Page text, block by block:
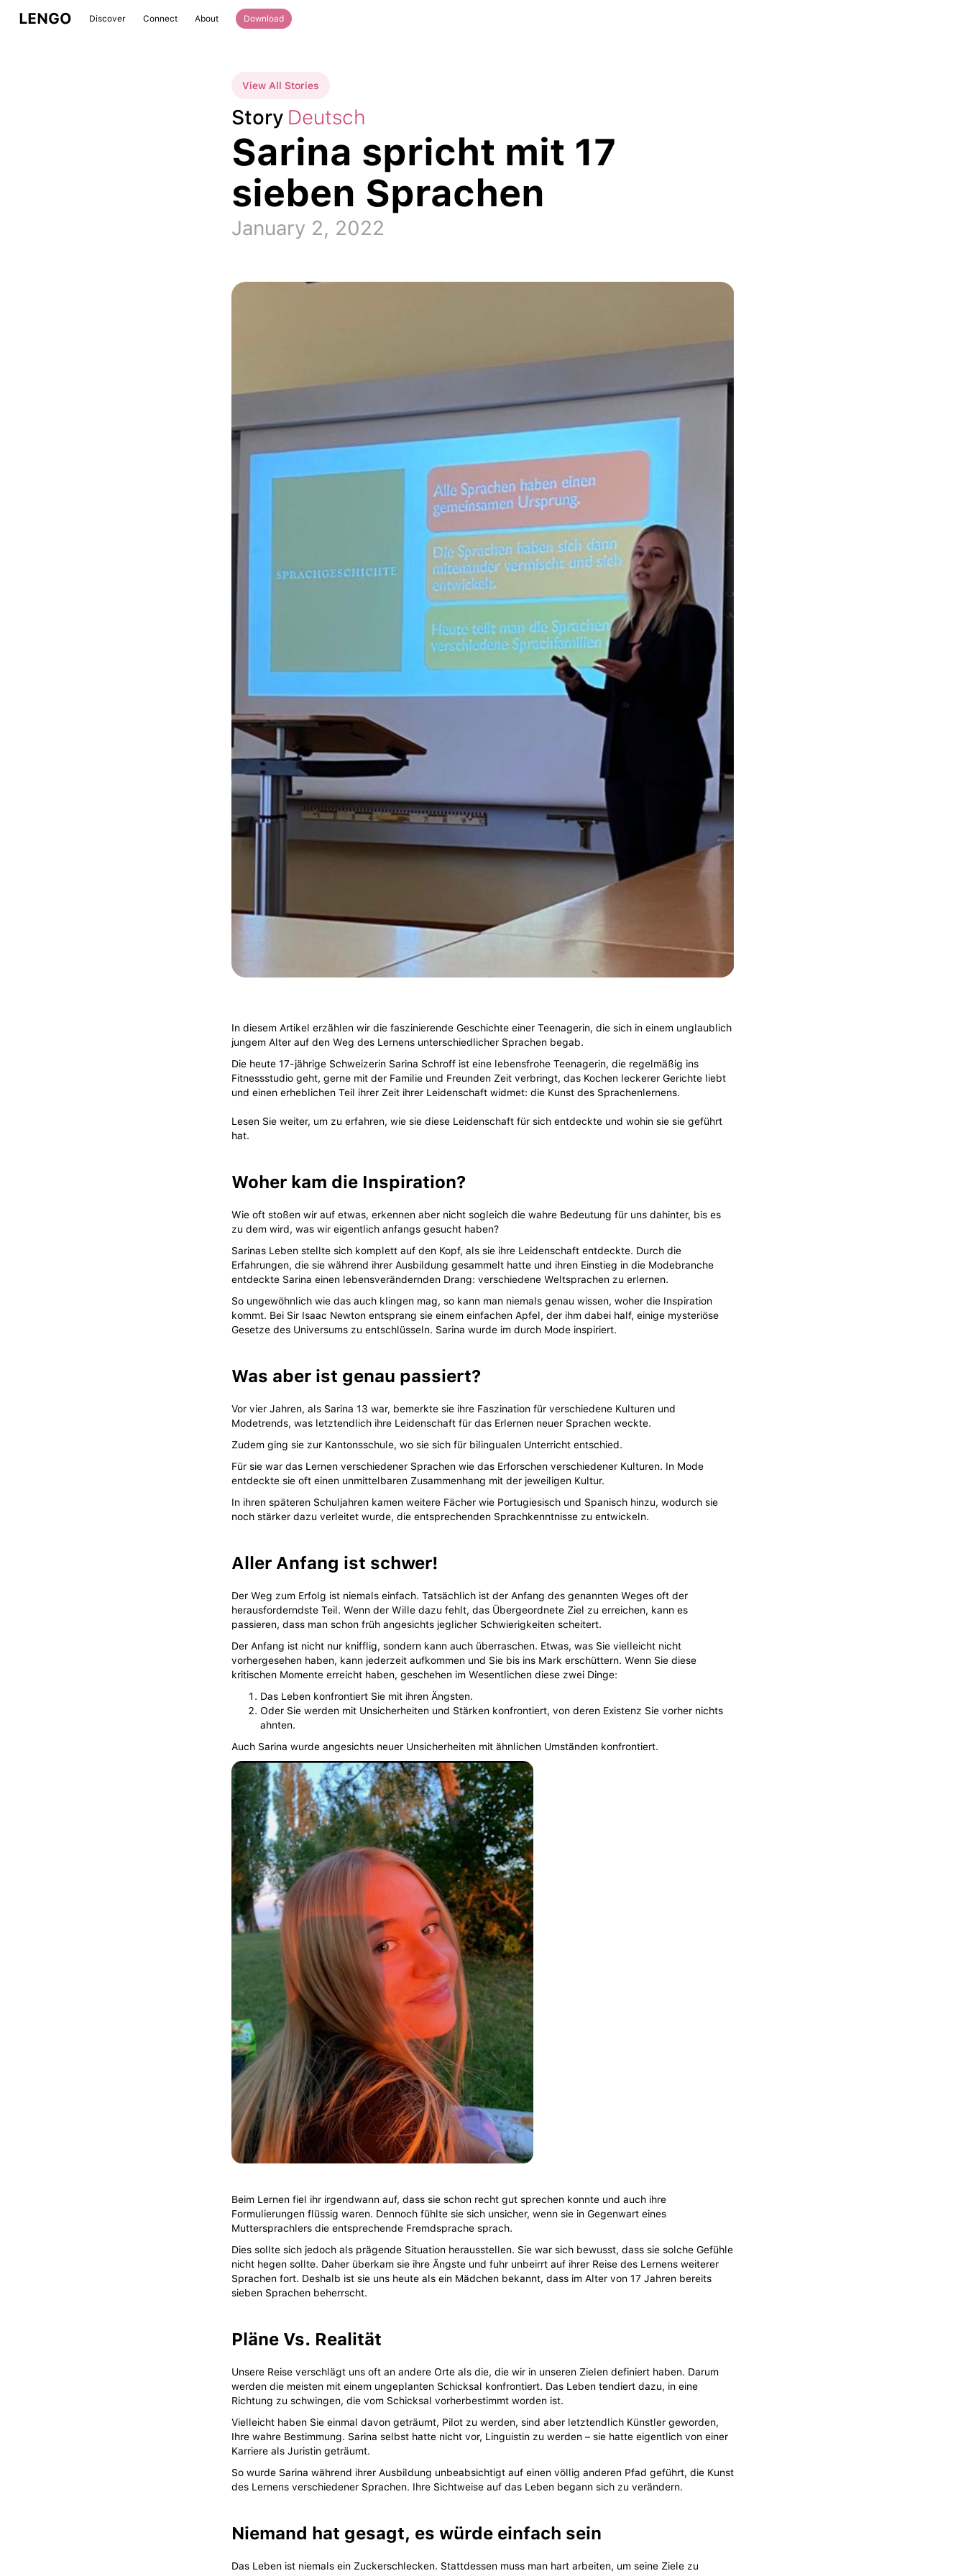
LENGO Discover Connect About Download
View All Stories
Story Deutsch
Sarina spricht mit 17
sieben Sprachen
January 2, 2022
In diesem Artikel erzählen wir die faszinierende Geschichte einer Teenagerin, die sich in einem unglaublich
jungem Alter auf den Weg des Lernens unterschiedlicher Sprachen begab.
Die heute 17-jährige Schweizerin Sarina Schroff ist eine lebensfrohe Teenagerin, die regelmäßig ins
Fitnessstudio geht, gerne mit der Familie und Freunden Zeit verbringt, das Kochen leckerer Gerichte liebt
und einen erheblichen Teil ihrer Zeit ihrer Leidenschaft widmet: die Kunst des Sprachenlernens.
Lesen Sie weiter, um zu erfahren, wie sie diese Leidenschaft für sich entdeckte und wohin sie sie geführt
hat.
Woher kam die Inspiration?
Wie oft stoßen wir auf etwas, erkennen aber nicht sogleich die wahre Bedeutung für uns dahinter, bis es
zu dem wird, was wir eigentlich anfangs gesucht haben?
Sarinas Leben stellte sich komplett auf den Kopf, als sie ihre Leidenschaft entdeckte. Durch die
Erfahrungen, die sie während ihrer Ausbildung gesammelt hatte und ihren Einstieg in die Modebranche
entdeckte Sarina einen lebensverändernden Drang: verschiedene Weltsprachen zu erlernen.
So ungewöhnlich wie das auch klingen mag, so kann man niemals genau wissen, woher die Inspiration
kommt. Bei Sir Isaac Newton entsprang sie einem einfachen Apfel, der ihm dabei half, einige mysteriöse
Gesetze des Universums zu entschlüsseln. Sarina wurde im durch Mode inspiriert.
Was aber ist genau passiert?
Vor vier Jahren, als Sarina 13 war, bemerkte sie ihre Faszination für verschiedene Kulturen und
Modetrends, was letztendlich ihre Leidenschaft für das Erlernen neuer Sprachen weckte.
Zudem ging sie zur Kantonsschule, wo sie sich für bilingualen Unterricht entschied.
Für sie war das Lernen verschiedener Sprachen wie das Erforschen verschiedener Kulturen. In Mode
entdeckte sie oft einen unmittelbaren Zusammenhang mit der jeweiligen Kultur.
In ihren späteren Schuljahren kamen weitere Fächer wie Portugiesisch und Spanisch hinzu, wodurch sie
noch stärker dazu verleitet wurde, die entsprechenden Sprachkenntnisse zu entwickeln.
Aller Anfang ist schwer!
Der Weg zum Erfolg ist niemals einfach. Tatsächlich ist der Anfang des genannten Weges oft der
herausforderndste Teil. Wenn der Wille dazu fehlt, das Übergeordnete Ziel zu erreichen, kann es
passieren, dass man schon früh angesichts jeglicher Schwierigkeiten scheitert.
Der Anfang ist nicht nur knifflig, sondern kann auch überraschen. Etwas, was Sie vielleicht nicht
vorhergesehen haben, kann jederzeit aufkommen und Sie bis ins Mark erschüttern. Wenn Sie diese
kritischen Momente erreicht haben, geschehen im Wesentlichen diese zwei Dinge:
Das Leben konfrontiert Sie mit ihren Ängsten.
Oder Sie werden mit Unsicherheiten und Stärken konfrontiert, von deren Existenz Sie vorher nichts
ahnten.
Auch Sarina wurde angesichts neuer Unsicherheiten mit ähnlichen Umständen konfrontiert.
Beim Lernen fiel ihr irgendwann auf, dass sie schon recht gut sprechen konnte und auch ihre
Formulierungen flüssig waren. Dennoch fühlte sie sich unsicher, wenn sie in Gegenwart eines
Muttersprachlers die entsprechende Fremdsprache sprach.
Dies sollte sich jedoch als prägende Situation herausstellen. Sie war sich bewusst, dass sie solche Gefühle
nicht hegen sollte. Daher überkam sie ihre Ängste und fuhr unbeirrt auf ihrer Reise des Lernens weiterer
Sprachen fort. Deshalb ist sie uns heute als ein Mädchen bekannt, dass im Alter von 17 Jahren bereits
sieben Sprachen beherrscht.
Pläne Vs. Realität
Unsere Reise verschlägt uns oft an andere Orte als die, die wir in unseren Zielen definiert haben. Darum
werden die meisten mit einem ungeplanten Schicksal konfrontiert. Das Leben tendiert dazu, in eine
Richtung zu schwingen, die vom Schicksal vorherbestimmt worden ist.
Vielleicht haben Sie einmal davon geträumt, Pilot zu werden, sind aber letztendlich Künstler geworden,
Ihre wahre Bestimmung. Sarina selbst hatte nicht vor, Linguistin zu werden – sie hatte eigentlich von einer
Karriere als Juristin geträumt.
So wurde Sarina während ihrer Ausbildung unbeabsichtigt auf einen völlig anderen Pfad geführt, die Kunst
des Lernens verschiedener Sprachen. Ihre Sichtweise auf das Leben begann sich zu verändern.
Niemand hat gesagt, es würde einfach sein
Das Leben ist niemals ein Zuckerschlecken. Stattdessen muss man hart arbeiten, um seine Ziele zu